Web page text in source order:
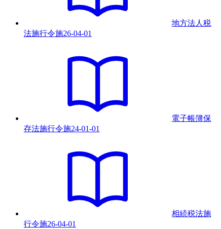
地方法人税
法施行令施26-04-01
電子帳簿保
存法施行令施24-01-01
相続税法施
行令施26-04-01